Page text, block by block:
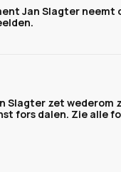
Jan Slagter neemt
Slagter zet wederom
fors dalen. Zie alle